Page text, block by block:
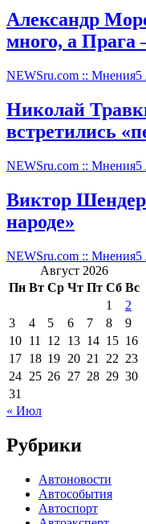
Александр
много, а Прага
NEWSru.com :: Мнения5
Николай
встретились
NEWSru.com :: Мнения5
Виктор
народе»
NEWSru.com :: Мнения5
Август 2026
Пн Вт Ср Чт Пт Сб Вс
1
2
3
4 5 6 7 8
9
10 11 12 13 14 15 16
17 18 19 20 21 22 23
24 25 26 27 28 29 30
31
« Июл
Рубрики
Автоновости
Автособытия
Автоспорт